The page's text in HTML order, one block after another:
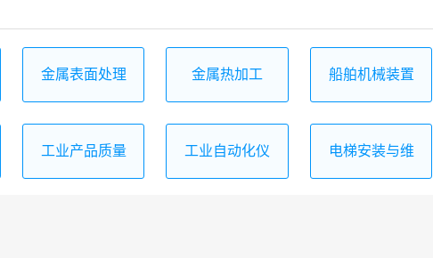
金属表面处理
金属热加工
船舶机械装置
工业产品质量
工业自动化仪
电梯安装与维